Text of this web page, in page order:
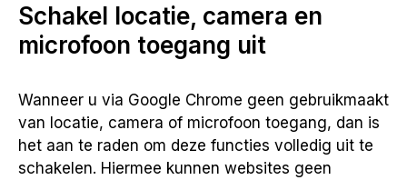
Schakel locatie, camera en
microfoon toegang uit
Wanneer u via Google Chrome geen gebruikmaakt
van locatie, camera of microfoon toegang, dan is
het aan te raden om deze functies volledig uit te
schakelen. Hiermee kunnen websites geen